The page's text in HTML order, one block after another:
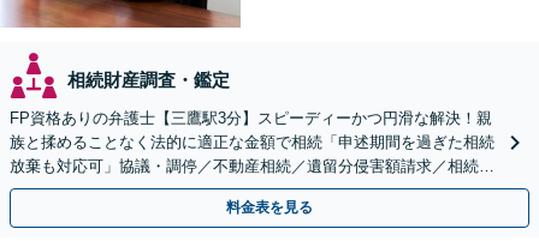
相続財産調査・鑑定
FP資格ありの弁護士【三鷹駅3分】スピーディーかつ円滑な解決！親
族と揉めることなく法的に適正な金額で相続「申述期間を過ぎた相続
放棄も対応可」協議・調停／不動産相続／遺留分侵害額請求／相続放
棄／遺言書作成【明確な報酬体系】【平日夜間OK】
料金表を見る